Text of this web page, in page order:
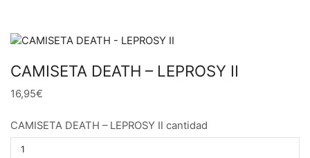
CAMISETA DEATH – LEPROSY II
16,95€
CAMISETA DEATH – LEPROSY II cantidad